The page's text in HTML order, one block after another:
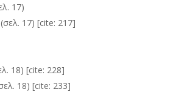
17)
17) [cite: 217]
18) [cite: 228]
18) [cite: 233]